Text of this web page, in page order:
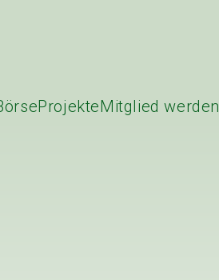
ProjekteMitglied werden